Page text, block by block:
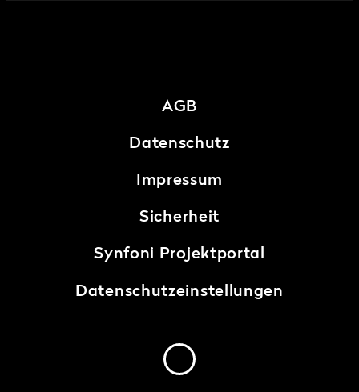
AGB
Datenschutz
Impressum
Sicherheit
Synfoni Projektportal
Datenschutzeinstellungen